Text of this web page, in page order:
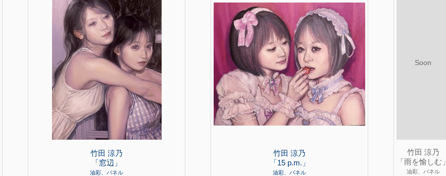
竹田 涼乃
「窓辺」
油彩、パネル
竹田 涼乃
「15 p.m.」
油彩、パネル
Soon
竹田 涼乃
「雨を愉しむ
油彩、パネル